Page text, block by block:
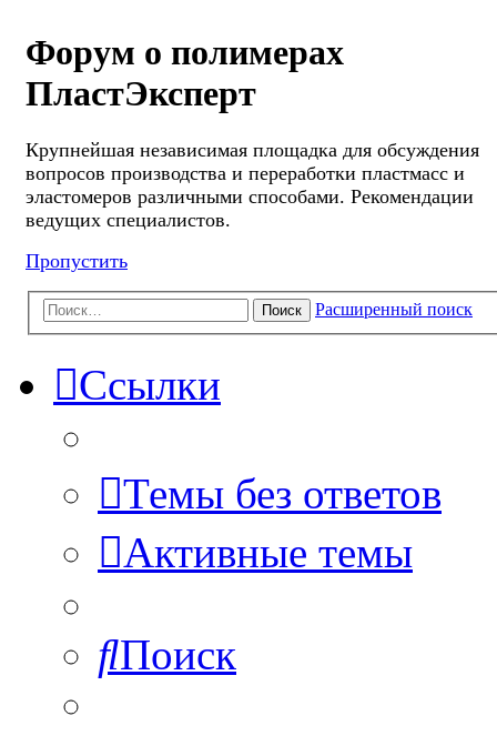
Форум о полимерах
ПластЭксперт
Крупнейшая независимая площадка для обсуждения
вопросов производства и переработки пластмасс и
эластомеров различными способами. Рекомендации
ведущих специалистов.
Пропустить
Поиск Расширенный поиск
Ссылки
Темы без ответов
Активные темы
Поиск